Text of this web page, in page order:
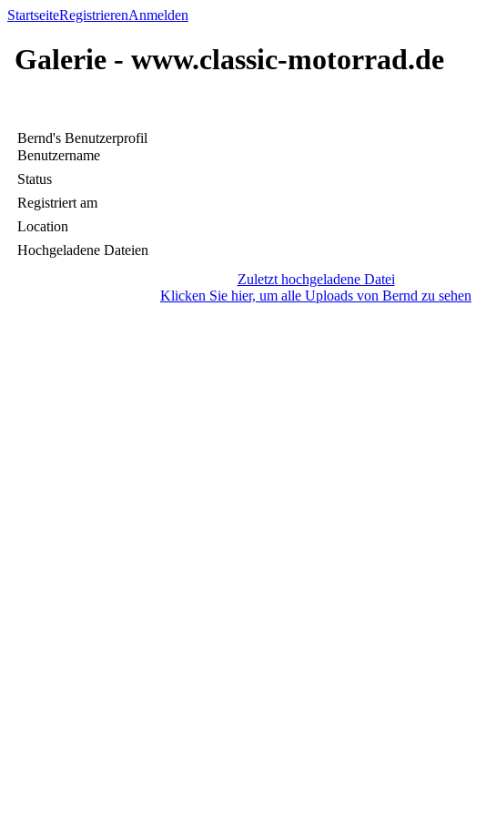
StartseiteRegistrierenAnmelden
Galerie - www.classic-motorrad.de
Bernd's Benutzerprofil
Benutzername
Status
Registriert am
Location
Hochgeladene Dateien
Zuletzt hochgeladene Datei
Klicken Sie hier, um alle Uploads von Bernd zu sehen